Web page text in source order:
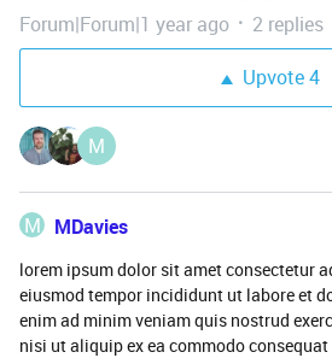
Forum|Forum|1 year ago
2 replies
Upvote4
M
M MDavies
lorem ipsum dolor sit amet consectetur
eiusmod tempor incididunt ut labore et
enim ad minim veniam quis nostrud
nisi ut aliquip ex ea commodo